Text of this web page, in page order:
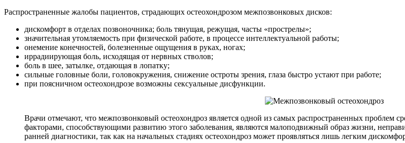
Распространенные жалобы пациентов, страдающих остеохондрозом межпозвонковых дисков:
дискомфорт в отделах позвоночника; боль тянущая, режущая, часты «прострелы»;
значительная утомляемость при физической работе, в процессе интеллектуальной работы;
онемение конечностей, болезненные ощущения в руках, ногах;
иррадиирующая боль, исходящая от нервных стволов;
боль в шее, затылке, отдающая в лопатку;
сильные головные боли, головокружения, снижение остроты зрения, глаза быстро устают при работе;
при поясничном остеохондрозе возможны сексуальные дисфункции.
Врачи отмечают, что межпозвонковый остеохондроз является одной из самых распространенных проблем
факторами, способствующими развитию этого заболевания, являются малоподвижный образ жизни,
ранней диагностики, так как на начальных стадиях остеохондроз может проявляться лишь легким